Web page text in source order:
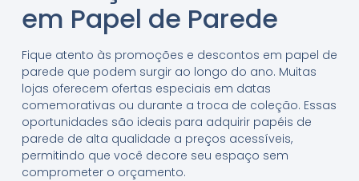
em Papel de Parede
Fique atento às promoções e descontos em papel de
parede que podem surgir ao longo do ano. Muitas
lojas oferecem ofertas especiais em datas
comemorativas ou durante a troca de coleção. Essas
oportunidades são ideais para adquirir papéis de
parede de alta qualidade a preços acessíveis,
permitindo que você decore seu espaço sem
comprometer o orçamento.